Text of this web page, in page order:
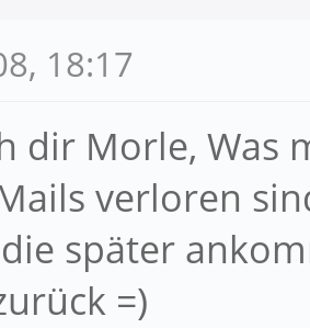
18:17
dir Morle, Was
verloren
später
=)